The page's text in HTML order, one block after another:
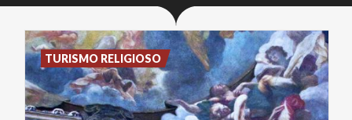
TURISMO RELIGIOSO